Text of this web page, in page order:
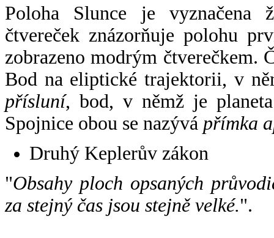
Poloha Slunce je vyznačena
čtvereček znázorňuje polohu
zobrazeno modrým čtverečkem.
Bod na eliptické trajektorii, v
přísluní, bod, v němž je
Spojnice obou se nazývá přímka
Druhý Keplerův zákon
"Obsahy ploch opsaných
za stejný čas jsou stejně velké.".